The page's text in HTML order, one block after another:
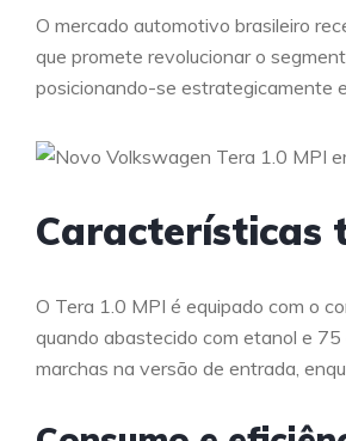
O mercado automotivo brasileiro
que promete revolucionar o
posicionando-se estrategicamente
Características
O Tera 1.0 MPI é equipado com o
quando abastecido com etanol e
marchas na versão de entrada,